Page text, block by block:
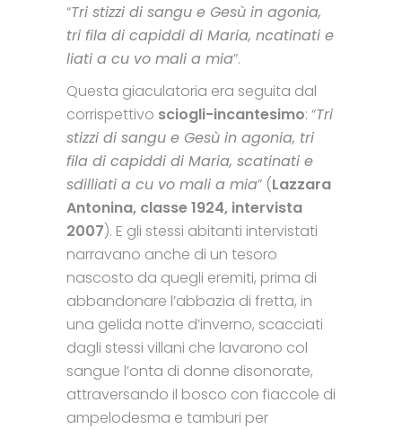
“Tri stizzi di sangu e Gesù in agonia,
tri fila di capiddi di Maria, ncatinati e
liati a cu vo mali a mia”.
Questa giaculatoria era seguita dal
corrispettivo sciogli-incantesimo: “Tri
stizzi di sangu e Gesù in agonia, tri
fila di capiddi di Maria, scatinati e
sdilliati a cu vo mali a mia” (Lazzara
Antonina, classe 1924, intervista
2007). E gli stessi abitanti intervistati
narravano anche di un tesoro
nascosto da quegli eremiti, prima di
abbandonare l’abbazia di fretta, in
una gelida notte d’inverno, scacciati
dagli stessi villani che lavarono col
sangue l’onta di donne disonorate,
attraversando il bosco con fiaccole di
ampelodesma e tamburi per